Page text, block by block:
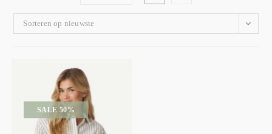
Sorteren op nieuwste
SALE 50%